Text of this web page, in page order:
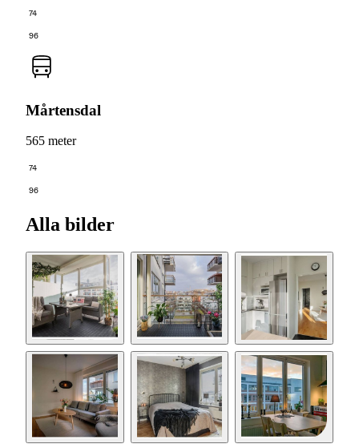
74
96
Mårtensdal
565 meter
74
96
Alla bilder